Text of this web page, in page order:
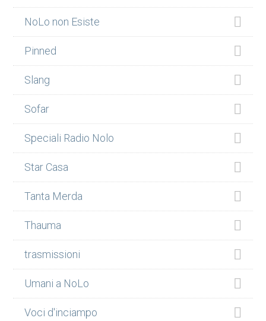
NoLo non Esiste
Pinned
Slang
Sofar
Speciali Radio Nolo
Star Casa
Tanta Merda
Thauma
trasmissioni
Umani a NoLo
Voci d'inciampo